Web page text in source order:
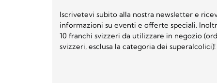
Iscrivetevi subito alla nostra newsletter e
informazioni su eventi e offerte speciali.
10 franchi svizzeri da utilizzare in negozio
svizzeri, esclusa la categoria dei superalcolici)!